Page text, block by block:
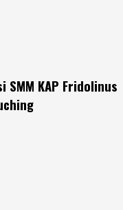
KAP Fridolinus